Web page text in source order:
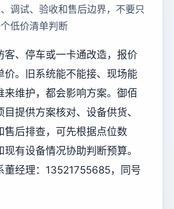
调试、验收和售后边界，不要只
低价清单判断
客、停车或一卡通改造，报价
价。旧系统能不能接、现场能
来维护，都会影响方案。御佰
提供方案核对、设备供货、
售后排查，可先根据点位数
有设备情况协助判断预算。
董经理：13521755685，同号